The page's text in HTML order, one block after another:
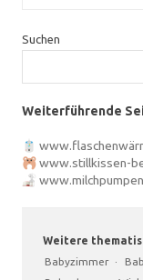
Suchen
Weiterführende
www.stillkissen-
Weitere
Babyzimmer ·